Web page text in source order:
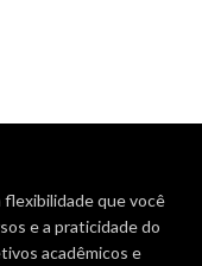
flexibilidade que você
e a praticidade do
acadêmicos e